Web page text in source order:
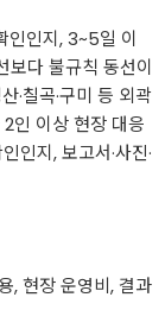
인인지, 3~5일 이
보다 불규칙 동선이
·칠곡·구미 등 외곽
인 이상 현장 대응
인지, 보고서·사진·
, 현장 운영비, 결과